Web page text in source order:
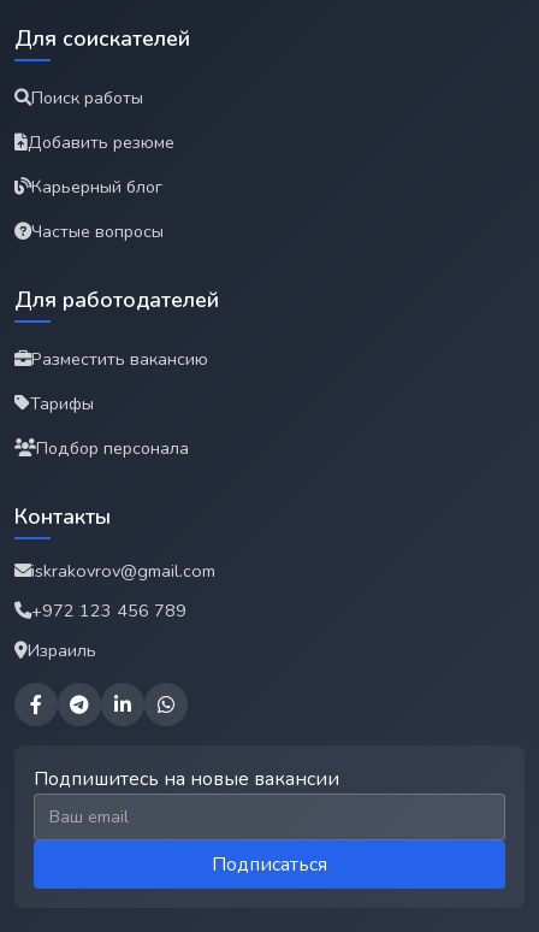
Для соискателей
Поиск работы
Добавить резюме
Карьерный блог
Частые вопросы
Для работодателей
Разместить вакансию
Тарифы
Подбор персонала
Контакты
iskrakovrov@gmail.com
+972 123 456 789
Израиль
Подпишитесь на новые вакансии
Email для подписки
Подписаться